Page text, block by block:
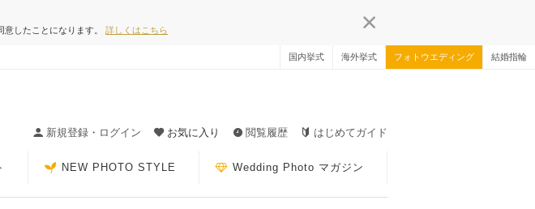
したことになります。 詳しくはこちら
国内挙式 海外挙式 フォトウエディング 結婚指輪
新規登録・ログイン
お気に入り 閲覧履歴 はじめてガイド
NEW PHOTO STYLE Wedding Photo マガジン